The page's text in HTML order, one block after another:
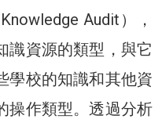
Audit），
識資源的類型，與它
學校的知識和其他資
操作類型。透過分析